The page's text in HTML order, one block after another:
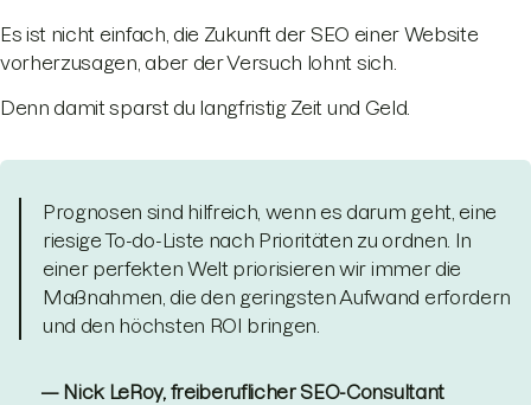
Es ist nicht einfach, die Zukunft der SEO einer Website
vorherzusagen, aber der Versuch lohnt sich.
Denn damit sparst du langfristig Zeit und Geld.
Prognosen sind hilfreich, wenn es darum geht, eine
riesige To-do-Liste nach Prioritäten zu ordnen. In
einer perfekten Welt priorisieren wir immer die
Maßnahmen, die den geringsten Aufwand erfordern
und den höchsten ROI bringen.
— Nick LeRoy, freiberuflicher SEO-Consultant